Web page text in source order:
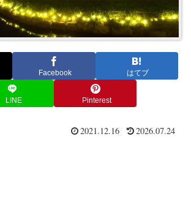
Facebook はてブ
LINE Pinterest
2021.12.16 2026.07.24